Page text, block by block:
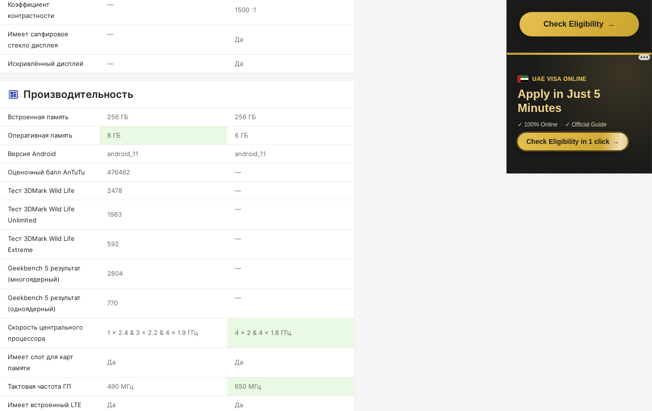
Коэффициент
контрастности
—
1500 :1
Имеет сапфировое
стекло дисплея
—
Да
Искривлённый дисплей — Да
Производительность
Встроенная память 256 ГБ 256 ГБ
Оперативная память 8 ГБ 6 ГБ
Версия Android android_11 android_11
Оценочный балл AnTuTu 476462 —
Тест 3DMark Wild Life 2478 —
Тест 3DMark Wild Life
Unlimited
1983
—
Тест 3DMark Wild Life
Extreme
592
—
Geekbench 5 результат
(многоядерный)
2804
—
Geekbench 5 результат
(одноядерный)
770
—
Скорость центрального
процессора
1 x 2.4 & 3 x 2.2 & 4 x 1.9 ГГц 4 x 2 & 4 x 1.8 ГГц
Имеет слот для карт
памяти
Да Да
Тактовая частота ГП 490 МГц 650 МГц
Имеет встроенный LTE Да Да